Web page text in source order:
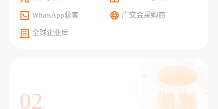
WhatsApp获客 广交会采购商
全球企业库
02